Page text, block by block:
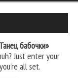
бабочки»
Just enter your
all set.